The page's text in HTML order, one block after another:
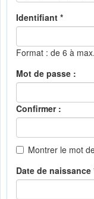
Identifiant *
Format : de 6 à
Mot de passe :
Confirmer :
Montrer le mot
Date de naissance